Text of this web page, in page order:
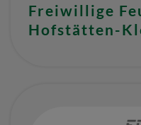
Freiwillige
Hofstätten-